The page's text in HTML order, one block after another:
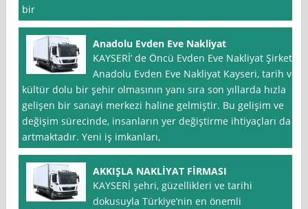
bir
Anadolu Evden Eve Nakliyat
KAYSERİ’ de Öncü Evden Eve Nakliyat Şirketi:
Anadolu Evden Eve Nakliyat Kayseri, tarih ve
kültür dolu bir şehir olmasının yanı sıra son yıllarda hızla
gelişen bir sanayi merkezi haline gelmiştir. Bu gelişim ve
değişim sürecinde, insanların yer değiştirme ihtiyaçları da
artmaktadır. Yeni iş imkanları,
AKKIŞLA NAKLİYAT FİRMASI
KAYSERİ şehri, güzellikleri ve tarihi
dokusuyla Türkiye’nin en önemli